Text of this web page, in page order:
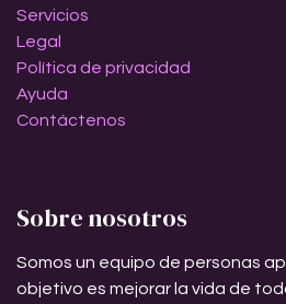
Servicios
Legal
Política de privacidad
Ayuda
Contáctenos
Sobre nosotros
Somos un equipo de personas
objetivo es mejorar la vida de